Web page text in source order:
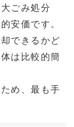
ごみ処分
安価です。
できるかど
は比較的簡
め、最も手